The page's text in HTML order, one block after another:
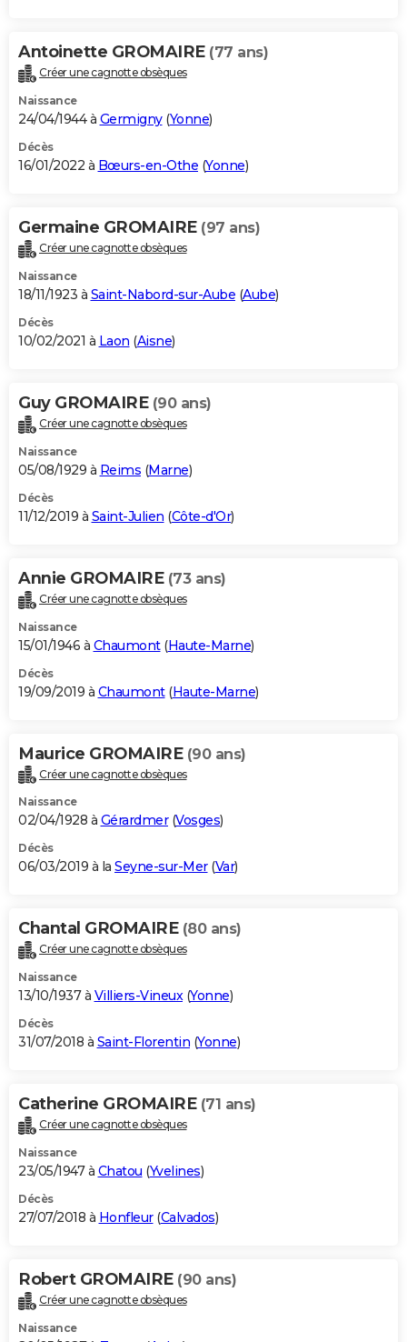
Antoinette GROMAIRE (77 ans)
Créer une cagnotte obsèques
Naissance
24/04/1944 à Germigny(Yonne)
Décès
16/01/2022 à Bœurs-en-Othe (Yonne)
Germaine GROMAIRE (97 ans)
Créer une cagnotte obsèques
Naissance
18/11/1923 à Saint-Nabord-sur-Aube (Aube)
Décès
10/02/2021 à Laon (Aisne)
Guy GROMAIRE (90 ans)
Créer une cagnotte obsèques
Naissance
05/08/1929 à Reims (Marne)
Décès
11/12/2019 à Saint-Julien (Côte-d'Or)
Annie GROMAIRE (73 ans)
Créer une cagnotte obsèques
Naissance
15/01/1946 à Chaumont(Haute-Marne)
Décès
19/09/2019 à Chaumont(Haute-Marne)
Maurice GROMAIRE (90 ans)
Créer une cagnotte obsèques
Naissance
02/04/1928 à Gérardmer(Vosges)
Décès
06/03/2019 à la Seyne-sur-Mer(Var)
Chantal GROMAIRE (80 ans)
Créer une cagnotte obsèques
Naissance
13/10/1937 à Villiers-Vineux(Yonne)
Décès
31/07/2018 à Saint-Florentin (Yonne)
Catherine GROMAIRE (71 ans)
Créer une cagnotte obsèques
Naissance
23/05/1947 à Chatou (Yvelines)
Décès
27/07/2018 à Honfleur(Calvados)
Robert GROMAIRE (90 ans)
Créer une cagnotte obsèques
Naissance